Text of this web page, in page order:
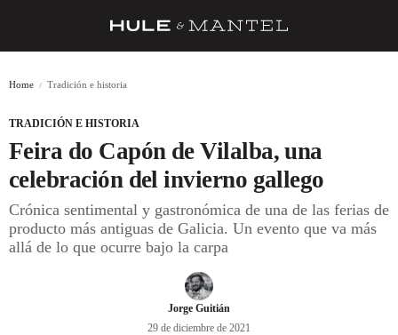
BARRAS Y ESTRELLAS
DÓNDE COMER
ÍDOLOS DE MESAS
Home Tradición e historia
TRADICIÓN E HISTORIA
Feira do Capón de Vilalba, una
celebración del invierno gallego
Crónica sentimental y gastronómica de una de las ferias de
producto más antiguas de Galicia. Un evento que va más
allá de lo que ocurre bajo la carpa
Jorge Guitián
29 de diciembre de 2021